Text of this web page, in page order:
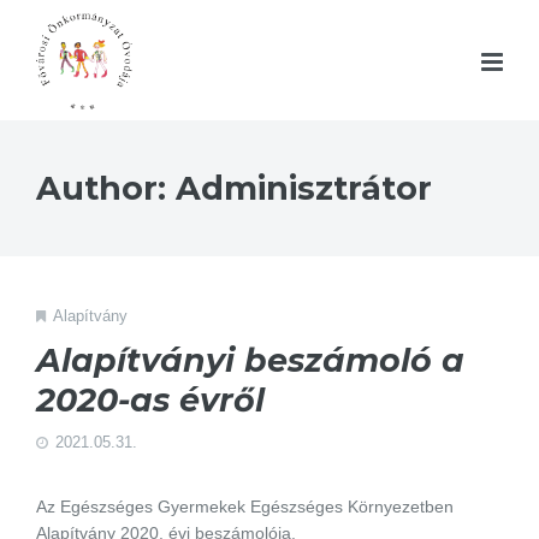
Author: Adminisztrátor
Alapítvány
Alapítványi beszámoló a
2020-as évről
2021.05.31.
Az Egészséges Gyermekek Egészséges Környezetben
Alapítvány 2020. évi beszámolója.